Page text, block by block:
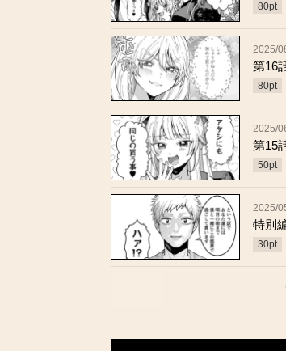
80pt
2025/
第16
80pt
2025/
第15
50pt
2025/
特別
30pt